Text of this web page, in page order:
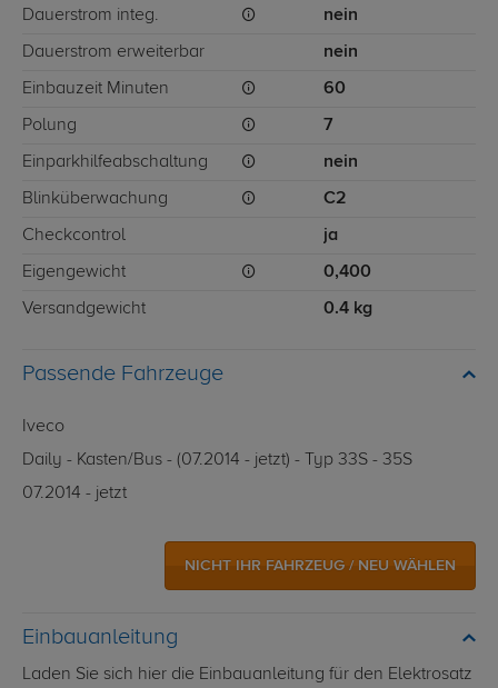
Dauerstrom integ. nein
Dauerstrom erweiterbar nein
Einbauzeit Minuten 60
Polung 7
Einparkhilfeabschaltung nein
Blinküberwachung C2
Checkcontrol ja
Eigengewicht 0,400
Versandgewicht 0.4 kg
Passende Fahrzeuge
Iveco
Daily - Kasten/Bus - (07.2014 - jetzt) - Typ 33S - 35S
07.2014 - jetzt
NICHT IHR FAHRZEUG / NEU WÄHLEN
Einbauanleitung
Laden Sie sich hier die Einbauanleitung für den Elektrosatz